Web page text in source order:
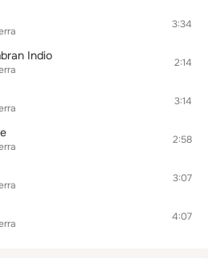
3:34
Indio 2:14
3:14
2:58
3:07
4:07